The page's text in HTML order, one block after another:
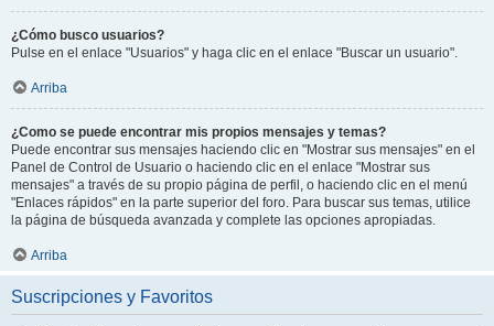
¿Cómo busco usuarios?
Pulse en el enlace "Usuarios" y haga clic en el enlace "Buscar un usuario".
Arriba
¿Como se puede encontrar mis propios mensajes y temas?
Puede encontrar sus mensajes haciendo clic en "Mostrar sus mensajes" en el
Panel de Control de Usuario o haciendo clic en el enlace "Mostrar sus
mensajes" a través de su propio página de perfil, o haciendo clic en el menú
"Enlaces rápidos" en la parte superior del foro. Para buscar sus temas, utilice
la página de búsqueda avanzada y complete las opciones apropiadas.
Arriba
Suscripciones y Favoritos